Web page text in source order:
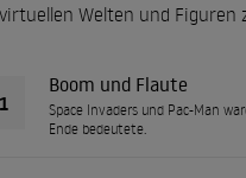
Welten und Figuren
Boom und Flaute
Space Invaders und Pac-Man
Ende bedeutete.